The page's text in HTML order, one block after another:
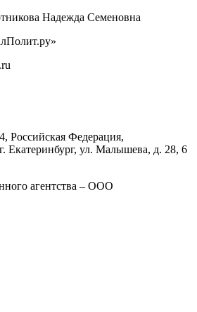
Надежда Семеновна
, Российская Федерация,
Екатеринбург, ул. Малышева, д. 28, 6
агентства – ООО